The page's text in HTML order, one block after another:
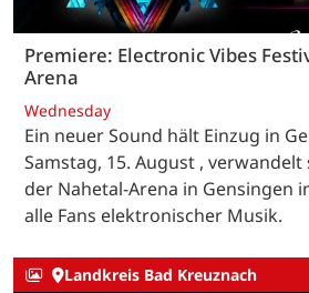
Premiere: Electronic Vibes
Arena
Wednesday
Ein neuer Sound hält Einzug in
Samstag, 15. August , verwandelt
der Nahetal-Arena in Gensingen
alle Fans elektronischer Musik.
Landkreis Bad Kreuznach